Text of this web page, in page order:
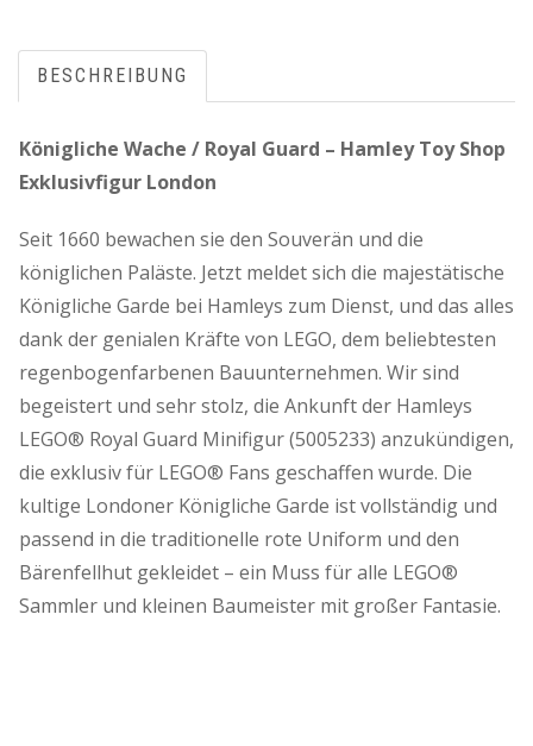
BESCHREIBUNG
Königliche Wache / Royal Guard – Hamley Toy Shop
Exklusivfigur London
Seit 1660 bewachen sie den Souverän und die
königlichen Paläste. Jetzt meldet sich die majestätische
Königliche Garde bei Hamleys zum Dienst, und das alles
dank der genialen Kräfte von LEGO, dem beliebtesten
regenbogenfarbenen Bauunternehmen. Wir sind
begeistert und sehr stolz, die Ankunft der Hamleys
LEGO® Royal Guard Minifigur (5005233) anzukündigen,
die exklusiv für LEGO® Fans geschaffen wurde. Die
kultige Londoner Königliche Garde ist vollständig und
passend in die traditionelle rote Uniform und den
Bärenfellhut gekleidet – ein Muss für alle LEGO®
Sammler und kleinen Baumeister mit großer Fantasie.